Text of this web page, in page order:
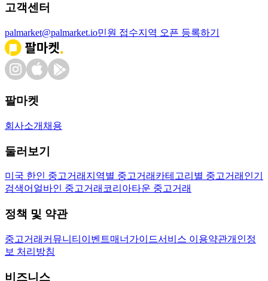
고객센터
palmarket@palmarket.io민원 접수지역 오픈 등록하기
팔마켓
회사소개 채용
둘러보기
미국 한인 중고거래 지역별 중고거래 카테고리별 중고거래 인기
검색어 얼바인 중고거래 코리아타운 중고거래
정책 및 약관
중고거래 커뮤니티 이벤트매너가이드서비스 이용약관개인정
보 처리방침
비즈니스